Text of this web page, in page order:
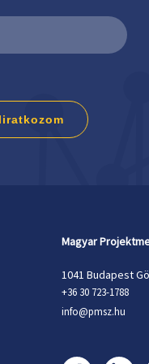
Magyar
1041 Budapest
+36 30 723-1788
info@pmsz.hu